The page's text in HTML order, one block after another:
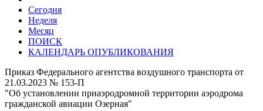
Сегодня
Неделя
Месяц
ПОИСК
КАЛЕНДАРЬ ОПУБЛИКОВАНИЯ
Приказ Федерального агентства воздушного транспорта от
21.03.2023 № 153-П
"Об установлении приаэродромной территории аэродрома
гражданской авиации Озерная"